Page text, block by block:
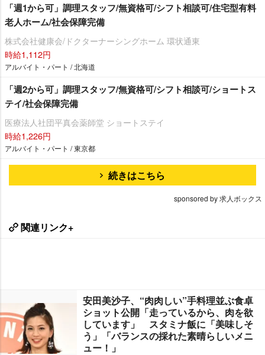
「週1から可」調理スタッフ/無資格可/シフト相談可/住宅型有料
老人ホーム/社会保障完備
株式会社健康会/ドクターナーシングホーム 環状通東
時給1,112円
アルバイト・パート / 北海道
「週2から可」調理スタッフ/無資格可/シフト相談可/ショートス
テイ/社会保障完備
医療法人社団平真会薬師堂 ショートステイ
時給1,226円
アルバイト・パート / 東京都
続きはこちら
sponsored by 求人ボックス
関連リンク+
安田美沙子、“肉肉しい”手料理並ぶ食卓
ショット公開「走っているから、肉を欲
しています」 スタミナ飯に「美味しそ
う」「バランスの採れた素晴らしいメニ
ュー！」